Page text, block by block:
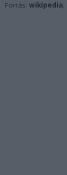
Forrás: wikipedia,